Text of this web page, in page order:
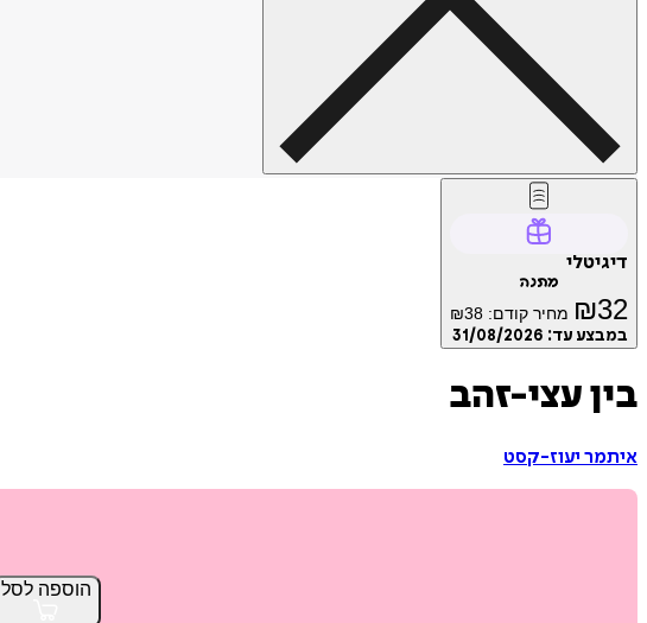
דיגיטלי
מתנה
₪32 מחיר קודם: ₪38
במבצע עד: 31/08/2026
הוספה לסל
בין עצי-זהב
איתמר יעוז-קסט